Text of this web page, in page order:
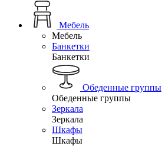
Мебель
Мебель
Банкетки
Банкетки
Обеденные группы
Обеденные группы
Зеркала
Зеркала
Шкафы
Шкафы